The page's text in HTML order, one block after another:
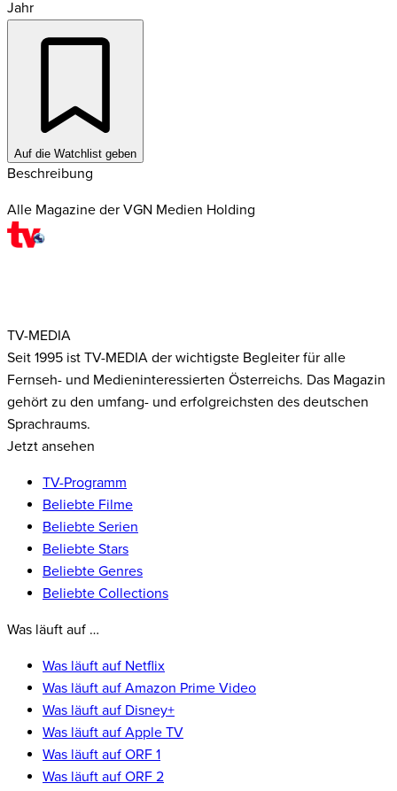
Jahr
Auf die Watchlist geben
Beschreibung
Alle Magazine der VGN Medien Holding
TV-MEDIA
Seit 1995 ist TV-MEDIA der wichtigste Begleiter für alle
Fernseh- und Medieninteressierten Österreichs. Das Magazin
gehört zu den umfang- und erfolgreichsten des deutschen
Sprachraums.
Jetzt ansehen
TV-Programm
Beliebte Filme
Beliebte Serien
Beliebte Stars
Beliebte Genres
Beliebte Collections
Was läuft auf …
Was läuft auf Netflix
Was läuft auf Amazon Prime Video
Was läuft auf Disney+
Was läuft auf Apple TV
Was läuft auf ORF 1
Was läuft auf ORF 2